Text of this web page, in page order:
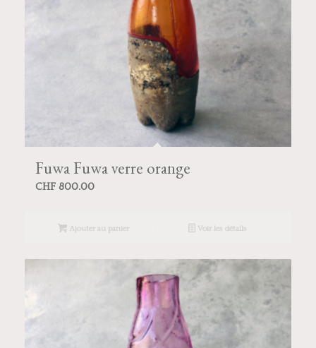
Fuwa Fuwa verre orange
CHF800.00
Ajouter au panier Voir les détails